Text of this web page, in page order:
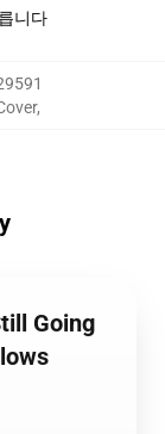
니다
,
Going